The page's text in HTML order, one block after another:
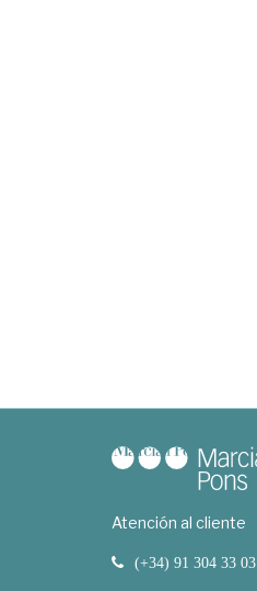
Atención al cliente
(+34) 91 304 33 03